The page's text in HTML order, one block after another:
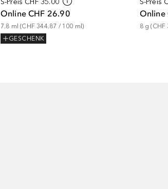
S-Preis CHF 35.00
Online CHF 26.90
7.8 ml (CHF 344.87 / 100 ml)
GESCHENK
S-Preis
Online
8 g (CHF